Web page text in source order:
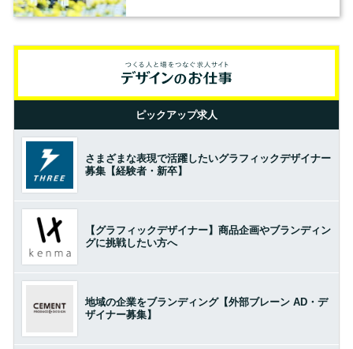
ピックアップ求人
さまざまな表現で活躍したいグラフィックデザイナー
募集【経験者・新卒】
【グラフィックデザイナー】商品企画やブランディン
グに挑戦したい方へ
地域の企業をブランディング【外部ブレーン AD・デ
ザイナー募集】